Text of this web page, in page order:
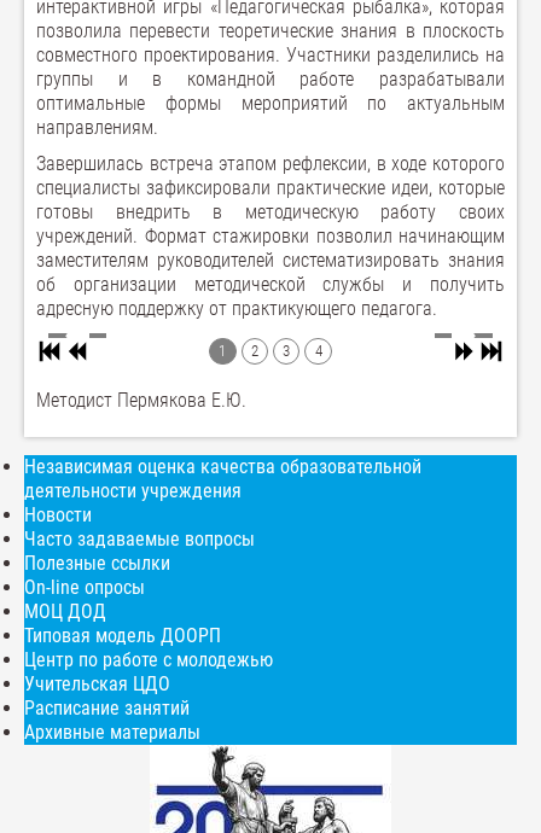
интерактивной игры «Педагогическая рыбалка», которая
позволила перевести теоретические знания в плоскость
совместного проектирования. Участники разделились на
группы и в командной работе разрабатывали
оптимальные формы мероприятий по актуальным
направлениям.
Завершилась встреча этапом рефлексии, в ходе которого
специалисты зафиксировали практические идеи, которые
готовы внедрить в методическую работу своих
учреждений. Формат стажировки позволил начинающим
заместителям руководителей систематизировать знания
об организации методической службы и получить
адресную поддержку от практикующего педагога.
1 2 3 4
Методист Пермякова Е.Ю.
Независимая оценка качества образовательной
деятельности учреждения
Новости
Часто задаваемые вопросы
Полезные ссылки
On-line опросы
МОЦ ДОД
Типовая модель ДООРП
Центр по работе с молодежью
Учительская ЦДО
Расписание занятий
Архивные материалы